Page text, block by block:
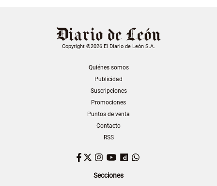
Copyright ©2026 El Diario de León S.A.
Quiénes somos
Publicidad
Suscripciones
Promociones
Puntos de venta
Contacto
RSS
Facebook
TwitterInstagram
YouTubeDailymotion
Secciones